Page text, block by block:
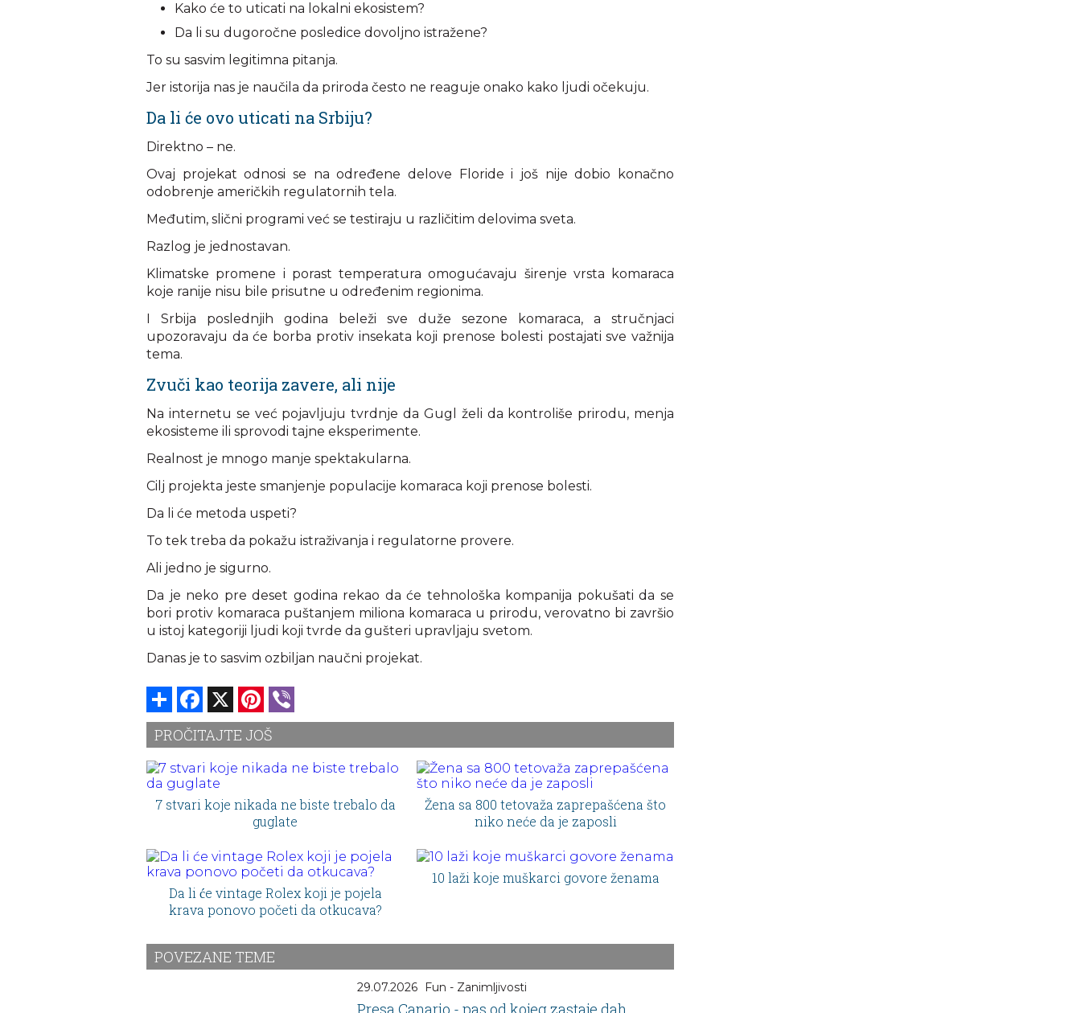
Kako će to uticati na lokalni ekosistem?
Da li su dugoročne posledice dovoljno istražene?
To su sasvim legitimna pitanja.
Jer istorija nas je naučila da priroda često ne reaguje onako kako ljudi očekuju.
Da li će ovo uticati na Srbiju?
Direktno – ne.
Ovaj projekat odnosi se na određene delove Floride i još nije dobio konačno
odobrenje američkih regulatornih tela.
Međutim, slični programi već se testiraju u različitim delovima sveta.
Razlog je jednostavan.
Klimatske promene i porast temperatura omogućavaju širenje vrsta komaraca
koje ranije nisu bile prisutne u određenim regionima.
I Srbija poslednjih godina beleži sve duže sezone komaraca, a stručnjaci
upozoravaju da će borba protiv insekata koji prenose bolesti postajati sve važnija
tema.
Zvuči kao teorija zavere, ali nije
Na internetu se već pojavljuju tvrdnje da Gugl želi da kontroliše prirodu, menja
ekosisteme ili sprovodi tajne eksperimente.
Realnost je mnogo manje spektakularna.
Cilj projekta jeste smanjenje populacije komaraca koji prenose bolesti.
Da li će metoda uspeti?
To tek treba da pokažu istraživanja i regulatorne provere.
Ali jedno je sigurno.
Da je neko pre deset godina rekao da će tehnološka kompanija pokušati da se
bori protiv komaraca puštanjem miliona komaraca u prirodu, verovatno bi završio
u istoj kategoriji ljudi koji tvrde da gušteri upravljaju svetom.
Danas je to sasvim ozbiljan naučni projekat.
Share Facebook Pinterest
PROČITAJTE JOŠ
7 stvari koje nikada ne biste trebalo da
guglate
Žena sa 800 tetovaža zaprepašćena što
niko neće da je zaposli
Da li će vintage Rolex koji je pojela
krava ponovo početi da otkucava?
10 laži koje muškarci govore ženama
POVEZANE TEME
29.07.2026 Fun - Zanimljivosti
Presa Canario - pas od kojeg zastaje dah